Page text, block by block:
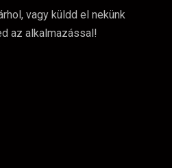
vagy küldd el nekünk
az alkalmazással!